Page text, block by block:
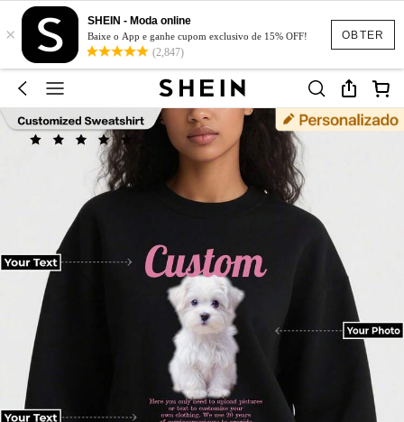
OBTER
×
SHEIN - Moda online
Baixe o App e ganhe cupom exclusivo de 15% OFF!
(2,847)